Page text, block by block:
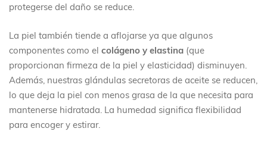
protegerse del daño se reduce.
La piel también tiende a aflojarse ya que algunos
componentes como el colágeno y elastina (que
proporcionan firmeza de la piel y elasticidad) disminuyen.
Además, nuestras glándulas secretoras de aceite se reducen,
lo que deja la piel con menos grasa de la que necesita para
mantenerse hidratada. La humedad significa flexibilidad
para encoger y estirar.